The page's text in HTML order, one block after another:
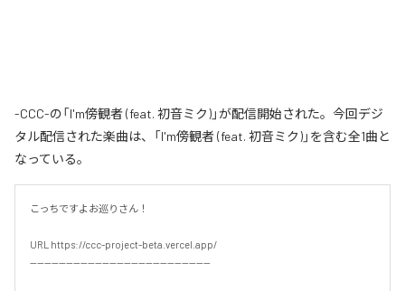
-CCC-の「I'm傍観者 (feat. 初音ミク)」が配信開始された。今回デジ
タル配信された楽曲は、「I'm傍観者 (feat. 初音ミク)」を含む全1曲と
なっている。
こっちですよお巡りさん！
URL https://ccc-project-beta.vercel.app/
--------------------------------------------------